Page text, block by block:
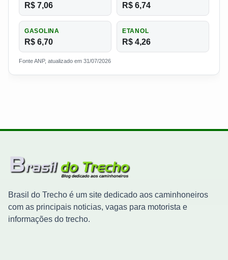
R$ 7,06 R$ 6,74
GASOLINA
R$ 6,70
ETANOL
R$ 4,26
Fonte ANP, atualizado em 31/07/2026
Brasil do Trecho é um site dedicado aos caminhoneiros
com as principais noticias, vagas para motorista e
informações do trecho.